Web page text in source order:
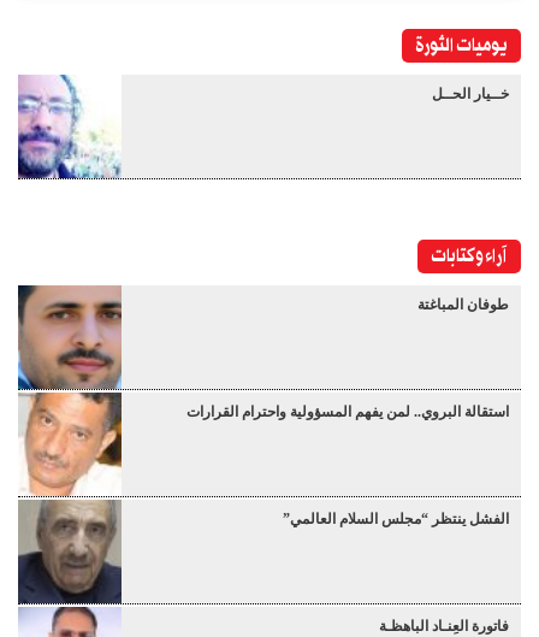
يوميات الثورة
خــيار الحــل
آراء وكتابات
طوفان المباغتة
استقالة البروي.. لمن يفهم المسؤولية واحترام القرارات
الفشل ينتظر “مجلس السلام العالمي”
فاتورة العِنـاد الباهظـة